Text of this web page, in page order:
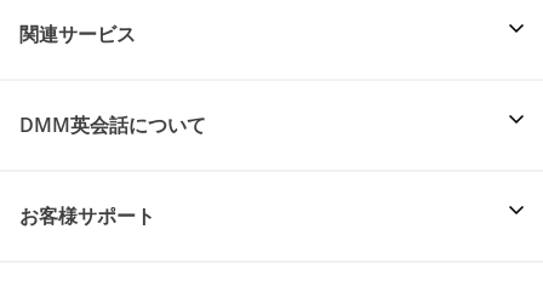
関連サービス
DMM英会話について
お客様サポート